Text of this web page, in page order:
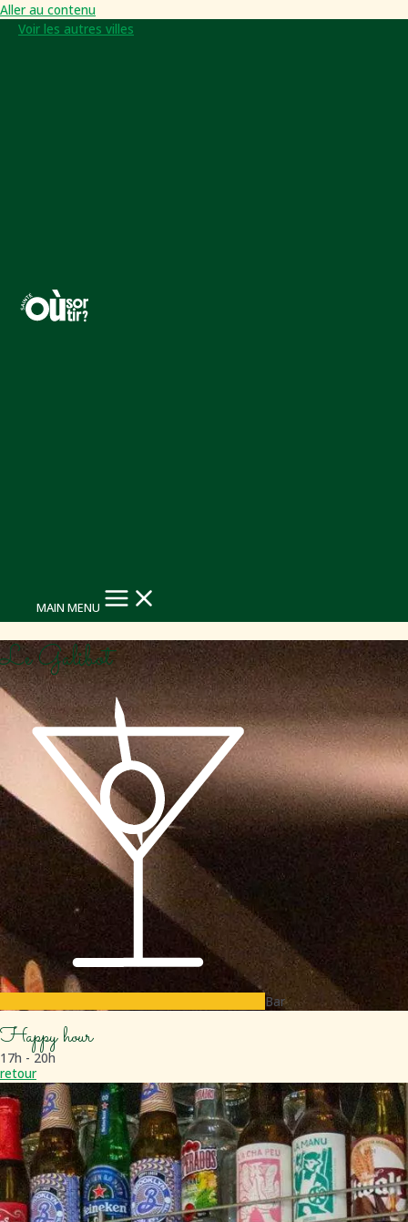
Aller au contenu
Voir les autres villes
MAIN MENU
Le Galibot
Bar
Happy hour
17h - 20h
retour